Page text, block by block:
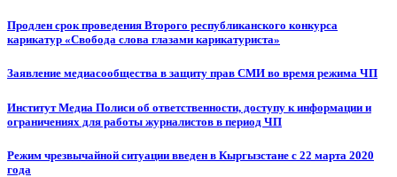
Продлен срок проведения Второго республиканского конкурса
карикатур «Свобода слова глазами карикатуриста»
Заявление медиасообщества в защиту прав СМИ во время режима ЧП
Институт Медиа Полиси об ответственности, доступу к информации и
ограничениях для работы журналистов в период ЧП
Режим чрезвычайной ситуации введен в Кыргызстане с 22 марта 2020
года